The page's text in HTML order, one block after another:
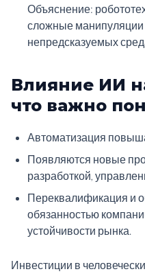
Объяснение:
сложные манипуляции
непредсказуемых
Влияние ИИ
что важно
Автоматизация
Появляются новые
разработкой,
Переквалификация и
обязанностью
устойчивости рынка.
Инвестиции в